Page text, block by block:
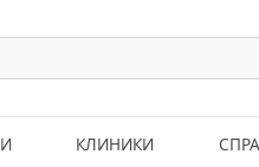
КЛИНИКИ